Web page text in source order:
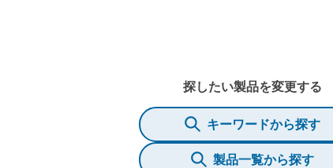
探したい製品を変更する
キーワードから探す
製品一覧から探す